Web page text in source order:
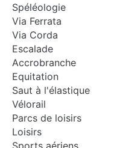
Spéléologie
Via Ferrata
Via Corda
Escalade
Accrobranche
Equitation
Saut à l'élastique
Vélorail
Parcs de loisirs
Loisirs
Sports aériens